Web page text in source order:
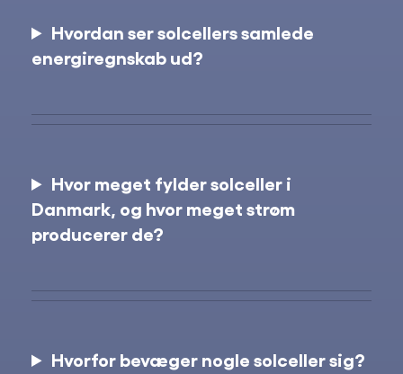
Hvordan ser solcellers samlede
energiregnskab ud?
Hvor meget fylder solceller i
Danmark, og hvor meget strøm
producerer de?
Hvorfor bevæger nogle solceller sig?